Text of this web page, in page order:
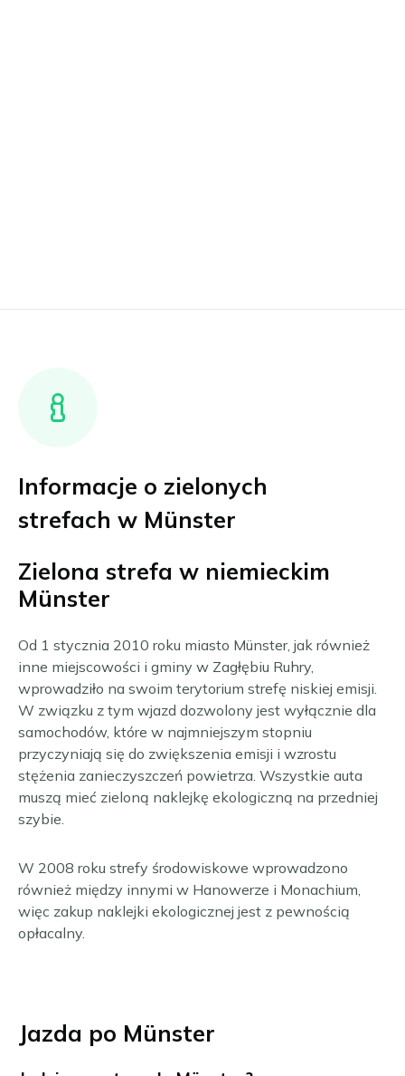
Informacje o zielonych
strefach w Münster
Zielona strefa w niemieckim
Münster
Od 1 stycznia 2010 roku miasto Münster, jak również
inne miejscowości i gminy w Zagłębiu Ruhry,
wprowadziło na swoim terytorium strefę niskiej emisji.
W związku z tym wjazd dozwolony jest wyłącznie dla
samochodów, które w najmniejszym stopniu
przyczyniają się do zwiększenia emisji i wzrostu
stężenia zanieczyszczeń powietrza. Wszystkie auta
muszą mieć zieloną naklejkę ekologiczną na przedniej
szybie.
W 2008 roku strefy środowiskowe wprowadzono
również między innymi w Hanowerze i Monachium,
więc zakup naklejki ekologicznej jest z pewnością
opłacalny.
Jazda po Münster